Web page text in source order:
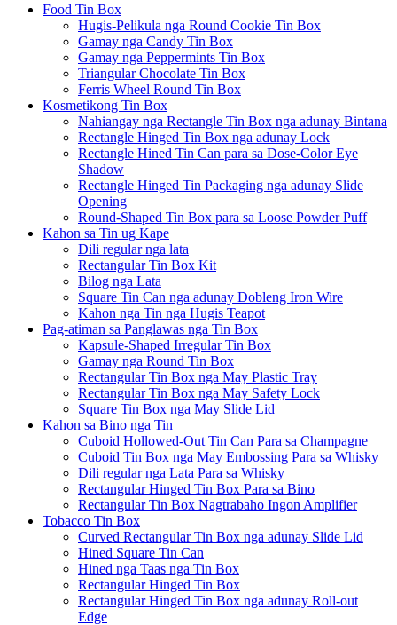
Food Tin Box
Hugis-Pelikula nga Round Cookie Tin Box
Gamay nga Candy Tin Box
Gamay nga Peppermints Tin Box
Triangular Chocolate Tin Box
Ferris Wheel Round Tin Box
Kosmetikong Tin Box
Nahiangay nga Rectangle Tin Box nga adunay Bintana
Rectangle Hinged Tin Box nga adunay Lock
Rectangle Hined Tin Can para sa Dose-Color Eye
Shadow
Rectangle Hinged Tin Packaging nga adunay Slide
Opening
Round-Shaped Tin Box para sa Loose Powder Puff
Kahon sa Tin ug Kape
Dili regular nga lata
Rectangular Tin Box Kit
Bilog nga Lata
Square Tin Can nga adunay Dobleng Iron Wire
Kahon nga Tin nga Hugis Teapot
Pag-atiman sa Panglawas nga Tin Box
Kapsule-Shaped Irregular Tin Box
Gamay nga Round Tin Box
Rectangular Tin Box nga May Plastic Tray
Rectangular Tin Box nga May Safety Lock
Square Tin Box nga May Slide Lid
Kahon sa Bino nga Tin
Cuboid Hollowed-Out Tin Can Para sa Champagne
Cuboid Tin Box nga May Embossing Para sa Whisky
Dili regular nga Lata Para sa Whisky
Rectangular Hinged Tin Box Para sa Bino
Rectangular Tin Box Nagtrabaho Ingon Amplifier
Tobacco Tin Box
Curved Rectangular Tin Box nga adunay Slide Lid
Hined Square Tin Can
Hined nga Taas nga Tin Box
Rectangular Hinged Tin Box
Rectangular Hinged Tin Box nga adunay Roll-out
Edge